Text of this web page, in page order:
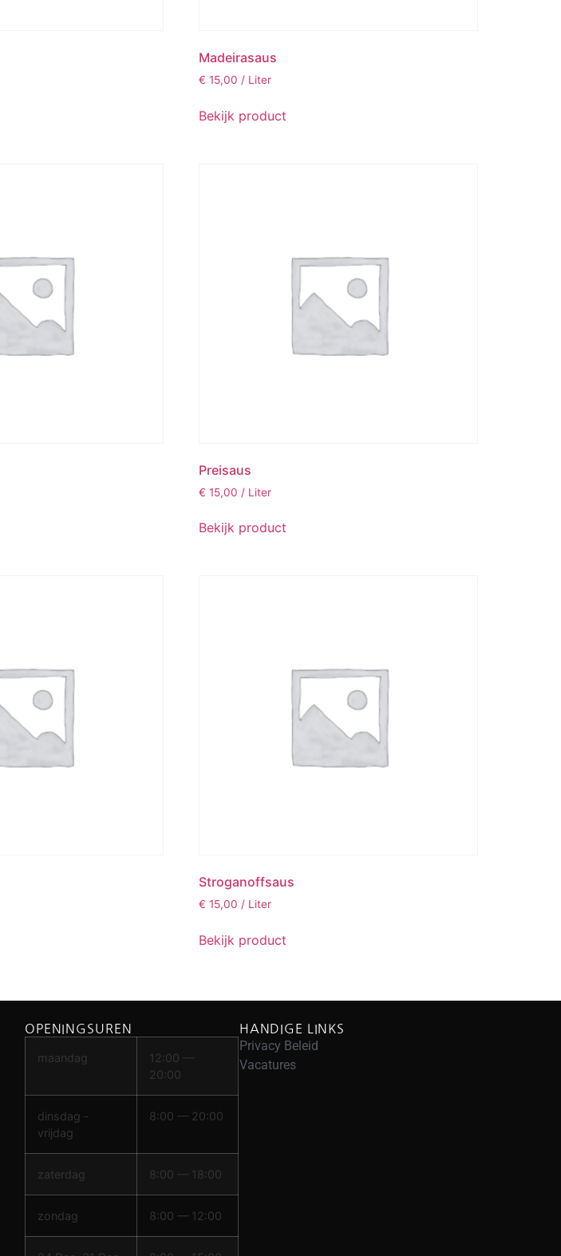
Madeirasaus
€ 15,00 / Liter
Bekijk product
Preisaus
€ 15,00 / Liter
Bekijk product
Stroganoffsaus
€ 15,00 / Liter
Bekijk product
OPENINGSUREN
maandag
12:00 —
20:00
dinsdag -
vrijdag
8:00 — 20:00
zaterdag 8:00 — 18:00
zondag 8:00 — 12:00
HANDIGE LINKS
Privacy Beleid
Vacatures